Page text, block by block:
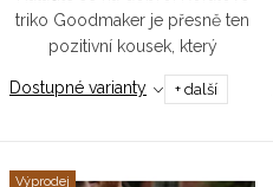
triko Goodmaker je přesně ten
pozitivní kousek, který
vytáhnete v pondělí ráno, když
se vám nic nechce. A než
Dostupné varianty + další
Výprodej